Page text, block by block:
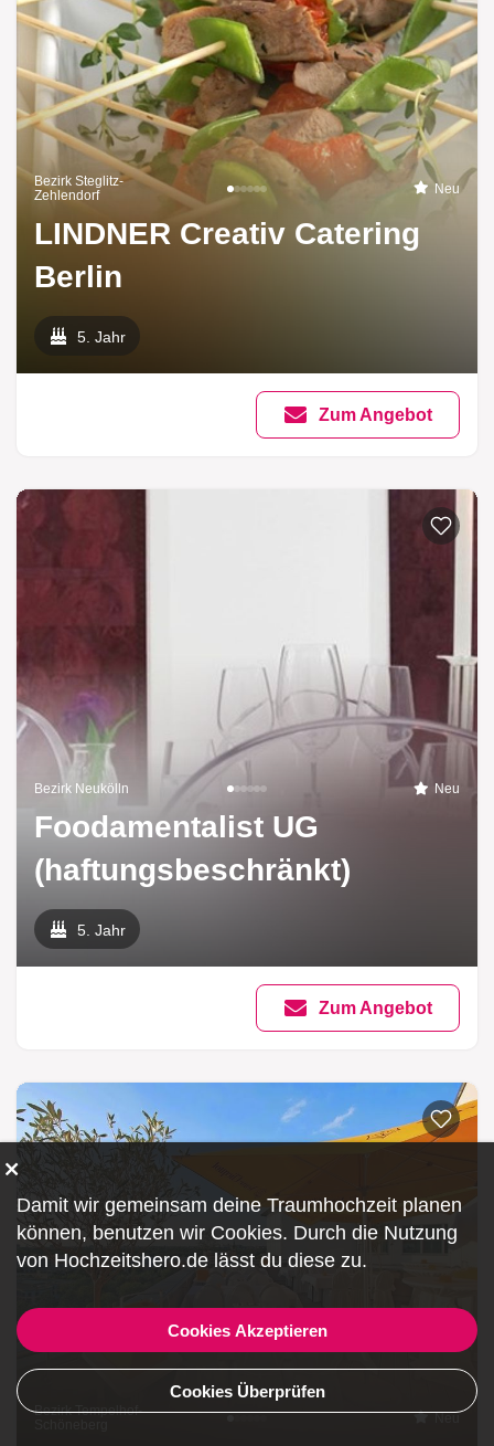
Bezirk Steglitz-
Zehlendorf
Neu
LINDNER Creativ Catering
Berlin
5. Jahr
Zum Angebot
Bezirk Neukölln Neu
Foodamentalist UG
(haftungsbeschränkt)
5. Jahr
Zum Angebot
Bezirk Tempelhof-
Neu
Damit wir gemeinsam deine Traumhochzeit planen
können, benutzen wir Cookies. Durch die Nutzung
von Hochzeitshero.de lässt du diese zu.
Cookies Akzeptieren
Cookies Überprüfen